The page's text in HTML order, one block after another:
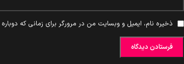
ذخیره نام، ایمیل و وبسایت من در مرورگر برای زمانی که